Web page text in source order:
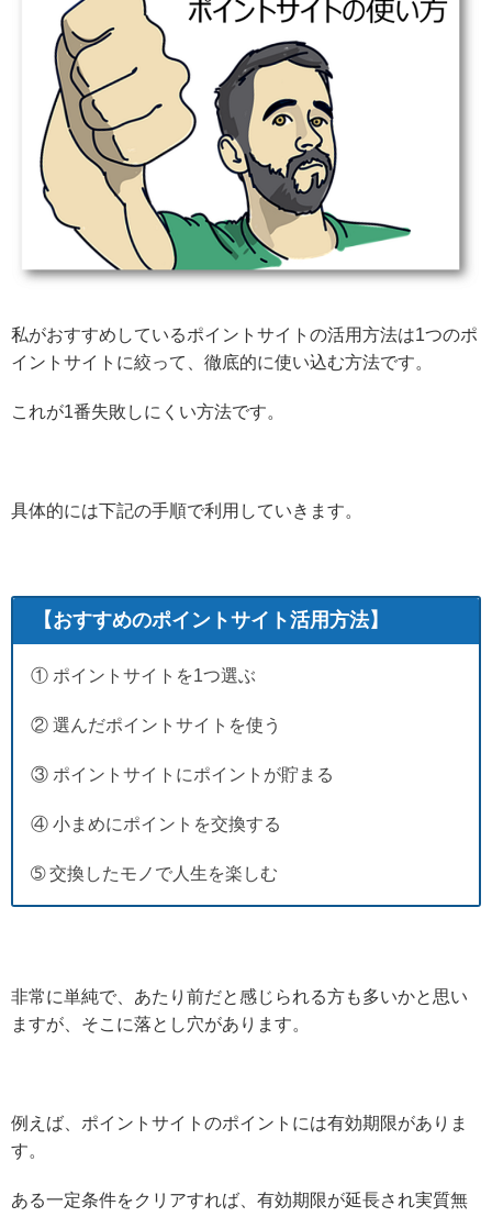
私がおすすめしているポイントサイトの活用方法は1つのポ
イントサイトに絞って、徹底的に使い込む方法です。
これが1番失敗しにくい方法です。
具体的には下記の手順で利用していきます。
【おすすめのポイントサイト活用方法】
① ポイントサイトを1つ選ぶ
② 選んだポイントサイトを使う
③ ポイントサイトにポイントが貯まる
④ 小まめにポイントを交換する
➄ 交換したモノで人生を楽しむ
非常に単純で、あたり前だと感じられる方も多いかと思い
ますが、そこに落とし穴があります。
例えば、ポイントサイトのポイントには有効期限がありま
す。
ある一定条件をクリアすれば、有効期限が延長され実質無